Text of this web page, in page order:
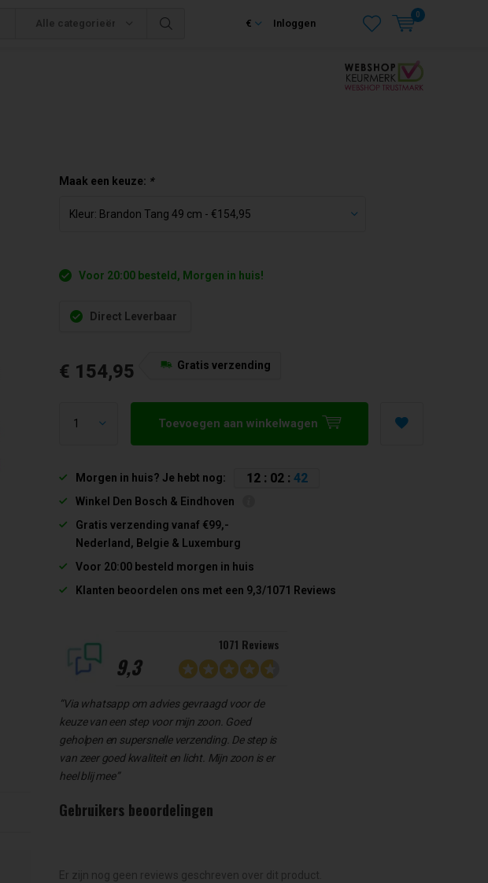
Alle categorieën € Inloggen
0
Maak een keuze: *
Voor 20:00 besteld, Morgen in huis!
Direct Leverbaar
€ 154,95 Gratis verzending
Toevoegen aan winkelwagen
Morgen in huis? Je hebt nog: 1 2: 02: 41
Winkel Den Bosch & Eindhoven
Gratis verzending vanaf €99,-
Nederland, Belgie & Luxemburg
Voor 20:00 besteld morgen in huis
Klanten beoordelen ons met een 9,3/1071 Reviews
9,3
1071 Reviews
“Via whatsapp om advies gevraagd voor de
keuze van een step voor mijn zoon. Goed
geholpen en supersnelle verzending. De step is
van zeer goed kwaliteit en licht. Mijn zoon is er
heel blij mee”
Gebruikers beoordelingen
Er zijn nog geen reviews geschreven over dit product.